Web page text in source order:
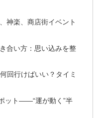
神楽、商店街イベント
合い方：思い込みを整
回行けばいい？タイミ
ット――“運が動く”半